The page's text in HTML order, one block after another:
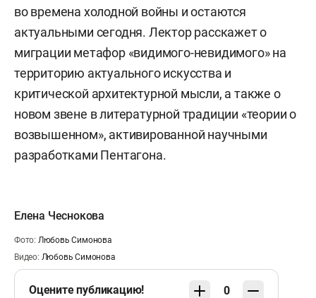
во времена холодной войны и остаются
актуальными сегодня. Лектор расскажет о
миграции метафор «видимого-невидимого» на
территорию актуального искусства и
критической архитектурной мысли, а также о
новом звене в литературной традиции «теории о
возвышенном», активированной научными
разработками Пентагона.
Елена Чеснокова
Фото: Любовь Симонова
Видео: Любовь Симонова
Оцените публикацию! 0